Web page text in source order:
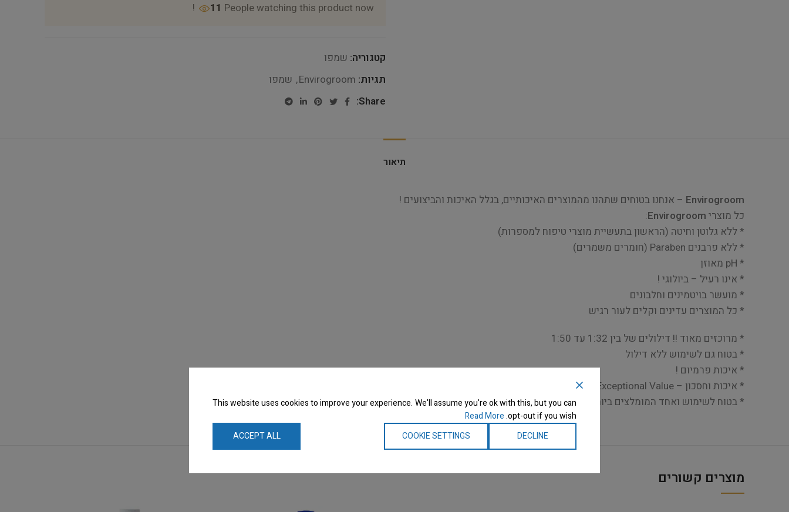
11 People watching this product now!
קטגוריה: שמפו
תגיות: Envirogroom
, שמפו
Share:
תיאור
Envirogroom – אנחנו בטוחים שתהנו מהמוצרים האיכותיים, בגלל האיכות והביצועים !
כל מוצרי Envirogroom
:
* ללא גלוטן וחיטה (הראשון בתעשיית מוצרי טיפוח למספרות)
* ללא פרבנים Paraben (חומרים משמרים)
* pH מאוזן
* אינו רעיל – ביולוגי !
* מועשר בויטמינים וחלבונים
* כל המוצרים עדינים וקלים לעור רגיש
* מרוכזים מאוד !! דילולים של בין 1:32 עד 1:50
* בטוח גם לשימוש ללא דילול
* איכות פרמיום !
* איכות וחסכון – Exceptional Value
* בטוח לשימוש ואחד המומלצים ביותר יחד עם מערכות רחיצה
מוצרים קשורים
This website uses cookies to improve your experience. We'll assume you're ok with this, but you can
opt-out if you wish.
Read More
DECLINE
COOKIE SETTINGS
ACCEPT ALL